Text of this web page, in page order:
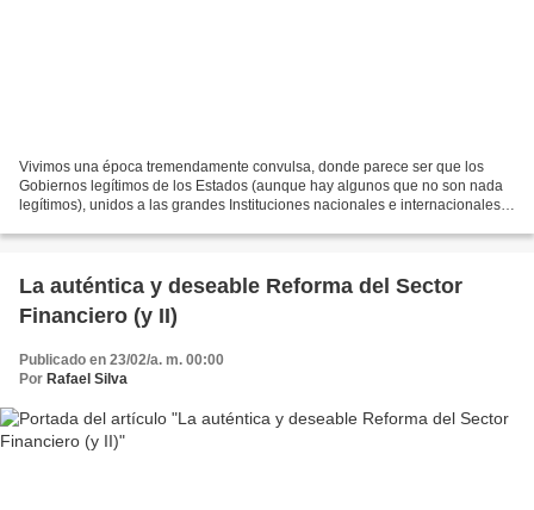
Vivimos una época tremendamente convulsa, donde parece ser que los
Gobiernos legítimos de los Estados (aunque hay algunos que no son nada
legítimos), unidos a las grandes Instituciones nacionales e internacionales,
La auténtica y deseable Reforma del Sector
Financiero (y II)
Publicado en 23/02/a. m. 00:00
Por Rafael Silva